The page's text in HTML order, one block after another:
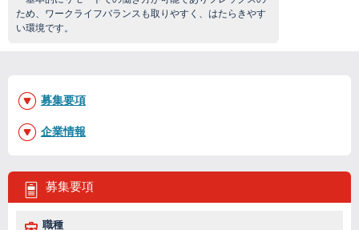
ため、ワークライフバランスも取りやすく、はたらきやす
い環境です。
募集要項
職種
募集要項
企業情報